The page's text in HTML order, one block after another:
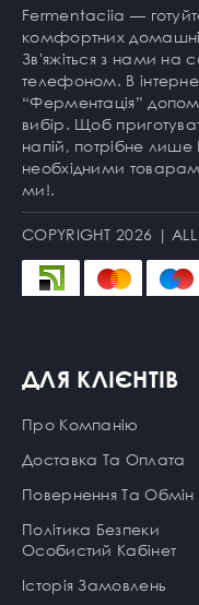
Fermentaciia —
комфортних
Зв'яжіться з нами на
телефоном. В
“Ферментація”
вибір. Щоб
напій, потрібне
необхідними
ми!.
COPYRIGHT 2026 | ALL
ДЛЯ КЛІЄНТІВ
Про Компанію
Доставка Та Оплата
Повернення Та Обмін
Політика Безпеки
Особистий Кабінет
Історія Замовлень